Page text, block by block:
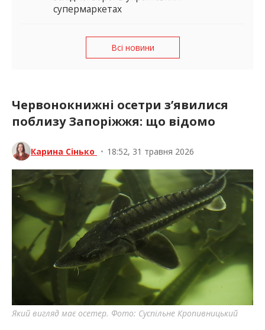
супермаркетах
Всі новини
Червонокнижні осетри з’явилися
поблизу Запоріжжя: що відомо
Карина Сінько • 18:52, 31 травня 2026
Який вигляд має осетер. Фото: Суспільне Кропивницький